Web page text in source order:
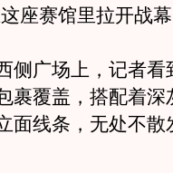
座赛馆里拉开战
广场上，记者看
裹覆盖，搭配着深
面线条，无处不散